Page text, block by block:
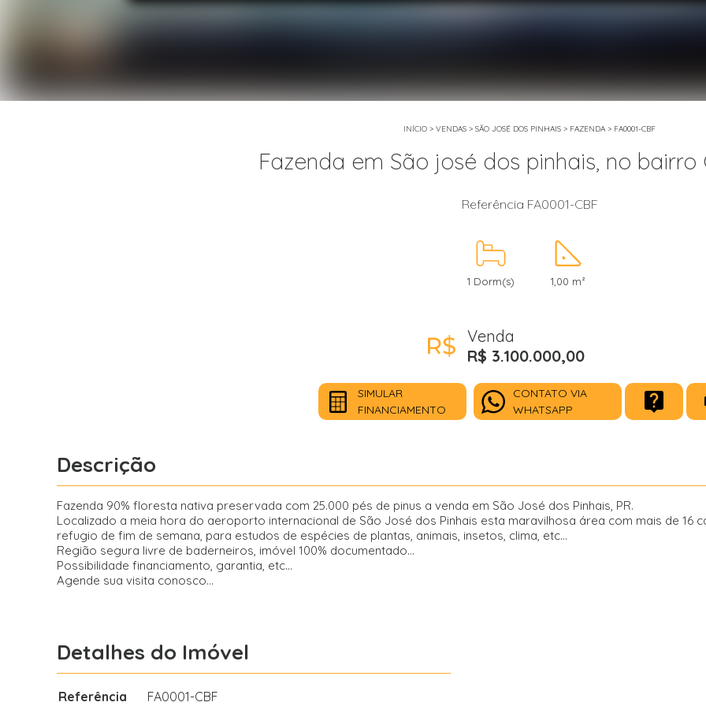
INÍCIO > VENDAS > SÃO JOSÉ DOS PINHAIS > FAZENDA > FA0001-CBF
Fazenda em São josé dos pinhais, no bairro
Referência FA0001-CBF
1 Dorm(s) 1,00 m²
Venda
R$ 3.100.000,00
SIMULAR
FINANCIAMENTO
CONTATO VIA
WHATSAPP
Descrição
Fazenda 90% floresta nativa preservada com 25.000 pés de pinus a venda em São José dos Pinhais, PR.
Localizado a meia hora do aeroporto internacional de São José dos Pinhais esta maravilhosa área com mais de 16
refugio de fim de semana, para estudos de espécies de plantas, animais, insetos, clima, etc...
Região segura livre de baderneiros, imóvel 100% documentado...
Possibilidade financiamento, garantia, etc...
Agende sua visita conosco...
Detalhes do Imóvel
Referência
FA0001-CBF